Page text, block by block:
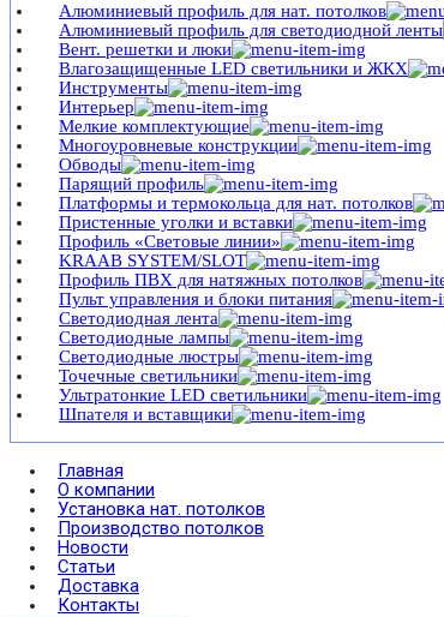
Алюминиевый профиль для нат. потолков
Алюминиевый профиль для светодиодной ленты
Вент. решетки и люки
Влагозащищенные LED светильники и ЖКХ
Инструменты
Интерьер
Мелкие комплектующие
Многоуровневые конструкции
Обводы
Парящий профиль
Платформы и термокольца для нат. потолков
Пристенные уголки и вставки
Профиль «Световые линии»
KRAAB SYSTEM/SLOT
Профиль ПВХ для натяжных потолков
Пульт управления и блоки питания
Светодиодная лента
Светодиодные лампы
Светодиодные люстры
Точечные светильники
Ультратонкие LED светильники
Шпателя и вставщики
Главная
О компании
Установка нат. потолков
Производство потолков
Новости
Статьи
Доставка
Контакты